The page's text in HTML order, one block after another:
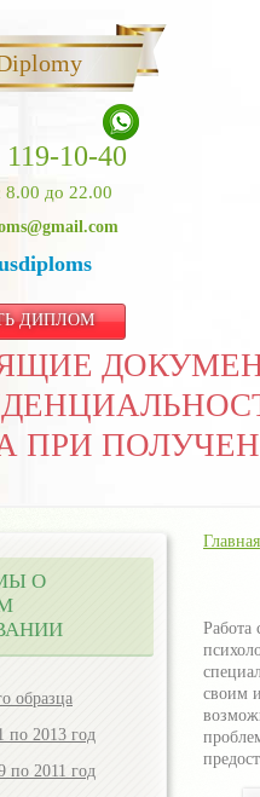
10-40
8.00 до 22.00
ДИПЛОМ
ПРИ
Главная
Работа
своим
О
образца
по 2013 год
по 2011 год